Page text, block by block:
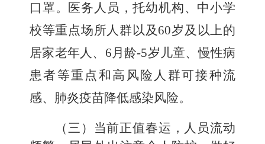
口罩。医务人员，托幼机构、中小学
校等重点场所人群以及60岁及以上的
居家老年人、6月龄-5岁儿童、慢性病
患者等重点和高风险人群可接种流
感、肺炎疫苗降低感染风险。
（三）当前正值春运，人员流动